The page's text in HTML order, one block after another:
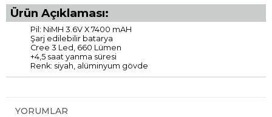
Ürün Açıklaması:
Pil: NiMH 3.6V X 7400 mAH
Şarj edilebilir batarya
Cree 3 Led, 660 Lümen
+4,5 saat yanma süresi
Renk: siyah, alüminyum gövde
YORUMLAR